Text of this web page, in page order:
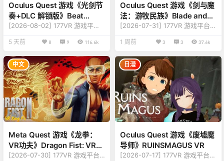
Oculus Quest 游戏《光剑节
奏+DLC 解锁版》Beat
Saber VR
[2026-08-02] 177VR 游戏平台
v1.44.3 【更新】：修复更新内
称】：Beat Saber 【类型】：音
乐、节奏、爆款、热门必玩、免
费下载 【平台】：Quest 2、Qu
est Pro、Quest 3、Quest 3S
（一体机版本） 【联机】：单人
离线 【大小】：4.9GB 【刷
新】：120Hz 【语言】：…
5 天前 8 9 116.6k
Oculus Quest 游戏《剑与魔
法：游牧民族》Blade and
Sorcery – Nomad
[2026-07-31] 177VR 游戏平台游
Nomad 版本v1.3.1.260728001
查看下方版本说明 【名称】：Bla
de & Sorcery: Nomad 【类
型】：惊险、格斗、冒险、动
作、热门必玩 【平台】：Quest
2、Quest Pro、Quest 3、Ques
t 3S（一体机…
1 周前 3 3 37.6k
中文
Meta Quest 游戏《龙拳：
VR功夫》Dragon Fist: VR
Kung Fu
[2026-07-30] 177VR 游戏平台
日漫
Oculus Quest 游戏《废墟魔
导师》RUINSMAGUS VR
[2026-07-17] 177VR 游戏平台游